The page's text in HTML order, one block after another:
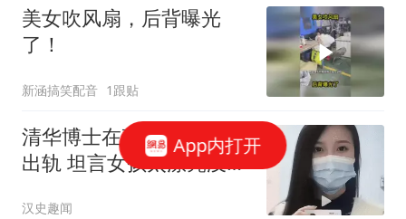
美女吹风扇，后背曝光
了！
新涵搞笑配音 1跟贴
清华博士在妻子怀孕期间
出轨 坦言女孩太漂亮没把
汉史趣闻
App内打开